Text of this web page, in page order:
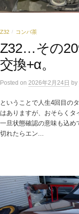
Z32 / コンバ茶
Z32…その
交換+α。
Posted on 2026年2月24日 by
ということで人生4回目の
はありますが、おそらく
一旦状態確認の意味も込め
切れたらエン...